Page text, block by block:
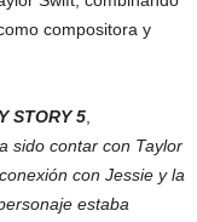
compositora y
STORY 5
sido contar con Taylor
con Jessie y la
estaba